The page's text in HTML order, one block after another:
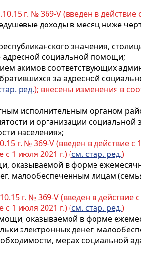
г. № 369-V (введен в действие
доходы в месяц ниже
значения,
адресной социальной помощи;
акимов соответствующих
за адресной
ред.); внесены изменения в
исполнительным органом
и организации
населения»;
г. № 369-V (введен в действие
с 1 июля 2021 г.) (см. стар. ред.)
оказываемой в форме
малообеспеченным лицам
г. № 369-V (введен в действие
с 1 июля 2021 г.) (см. стар. ред.)
оказываемой в форме
электронных денег,
мерах социальной